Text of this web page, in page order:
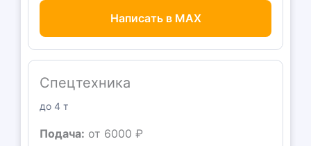
Написать в MAX
Спецтехника
до 4 т
Подача: от 6000 ₽